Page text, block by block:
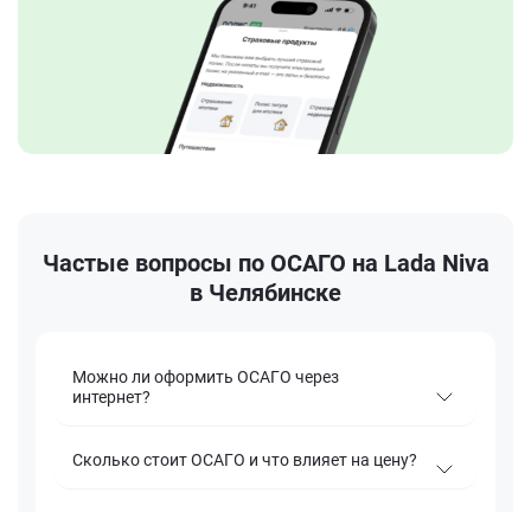
Частые вопросы по ОСАГО на Lada Niva
в Челябинске
Можно ли оформить ОСАГО через
интернет?
Сколько стоит ОСАГО и что влияет на цену?